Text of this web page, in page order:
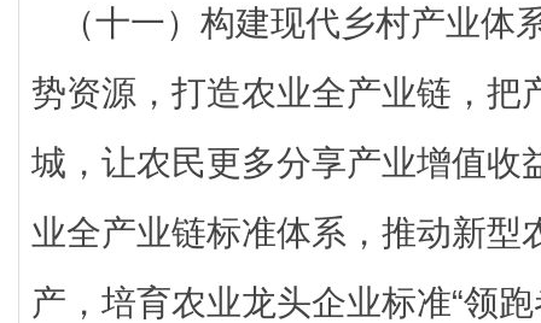
（十一）构建现代乡村产业体
势资源，打造农业全产业链，把
城，让农民更多分享产业增值收
业全产业链标准体系，推动新型
产，培育农业龙头企业标准“领